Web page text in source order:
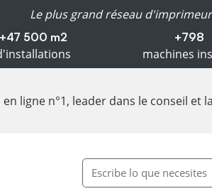
Le plus grand réseau
+47 500 m2 +798
machines
ligne n°1, leader dans le conseil et